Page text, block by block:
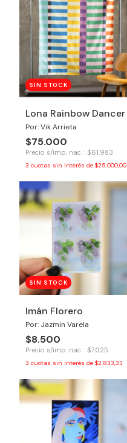
SIN STOCK
Lona Rainbow Dancer
Por: Vik Arrieta
$75.000
Precio s/imp. nac. : $61.983
3 cuotas sin interés de $25.000,00
SIN STOCK
Imán Florero
Por: Jazmin Varela
$8.500
Precio s/imp. nac. : $7.025
3 cuotas sin interés de $2.833,33